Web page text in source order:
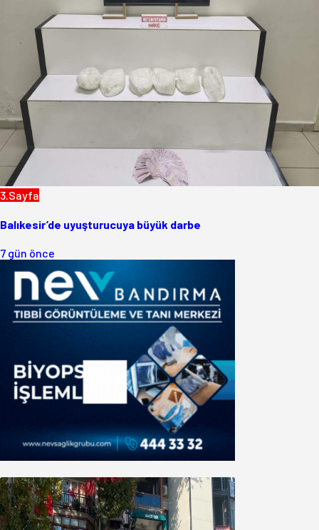
3.Sayfa
Balıkesir’de uyuşturucuya büyük darbe
7 gün önce